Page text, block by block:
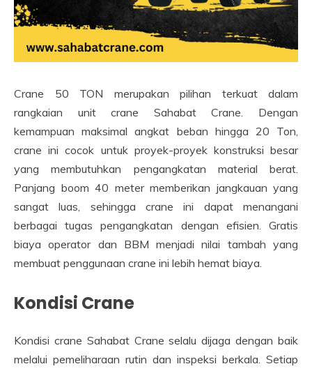
Crane 50 TON merupakan pilihan terkuat dalam
rangkaian unit crane Sahabat Crane. Dengan
kemampuan maksimal angkat beban hingga 20 Ton,
crane ini cocok untuk proyek-proyek konstruksi besar
yang membutuhkan pengangkatan material berat.
Panjang boom 40 meter memberikan jangkauan yang
sangat luas, sehingga crane ini dapat menangani
berbagai tugas pengangkatan dengan efisien. Gratis
biaya operator dan BBM menjadi nilai tambah yang
membuat penggunaan crane ini lebih hemat biaya.
Kondisi Crane
Kondisi crane Sahabat Crane selalu dijaga dengan baik
melalui pemeliharaan rutin dan inspeksi berkala. Setiap